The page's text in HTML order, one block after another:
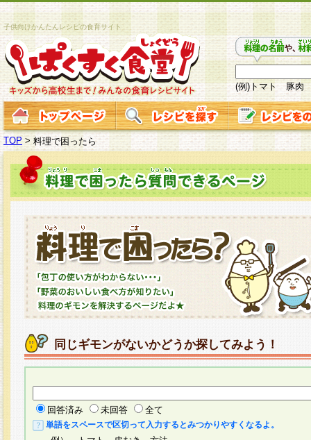
子供向けかんたんレシピの食育サイト
(例)トマト 豚肉
TOP >料理で困ったら
同じギモンがないかどうか探してみよう！
回答済み 未回答 全て
単語をスペースで区切って入力するとみつかりやすくなるよ。